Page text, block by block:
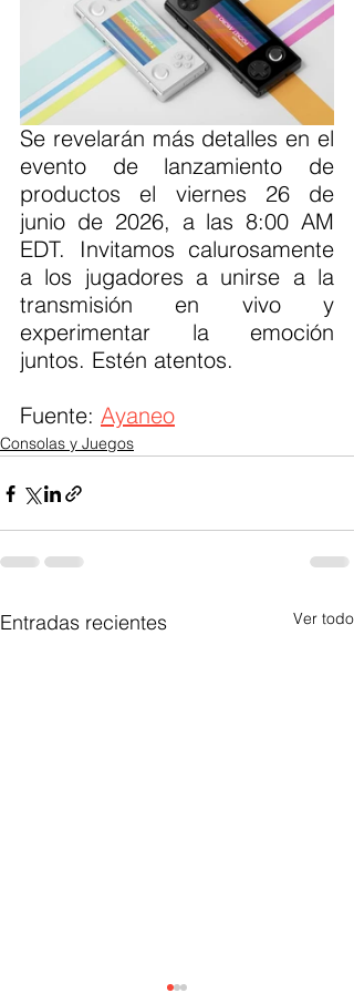
Se revelarán más detalles en el
evento de lanzamiento de
productos el viernes 26 de
junio de 2026, a las 8:00 AM
EDT. Invitamos calurosamente
a los jugadores a unirse a la
transmisión en vivo y
experimentar la emoción
juntos. Estén atentos.
Fuente: Ayaneo
Consolas y Juegos
Entradas recientes Ver todo